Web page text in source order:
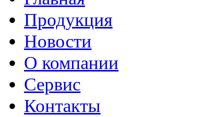
Продукция
Новости
О компании
Сервис
Контакты